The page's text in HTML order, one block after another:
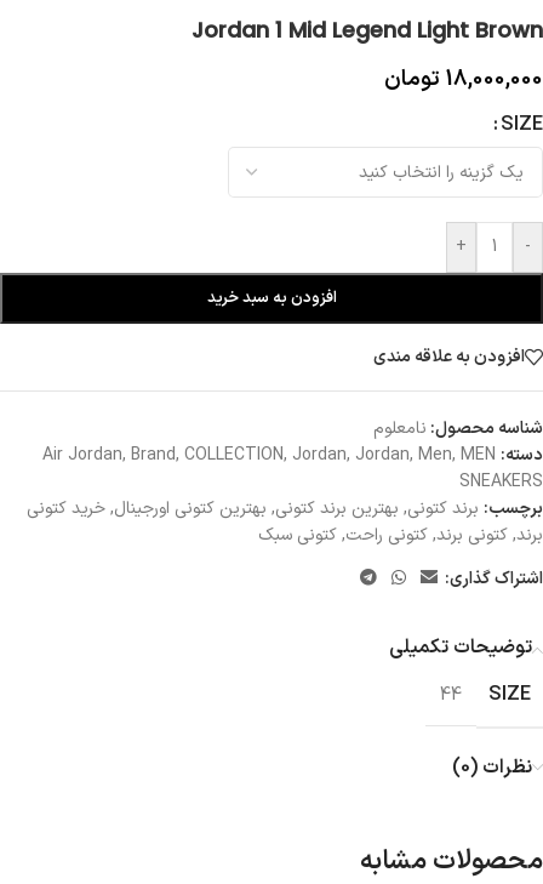
Jordan 1 Mid Legend Light Brown
18,000,000 تومان
SIZE
-
+
افزودن به سبد خرید
افزودن به علاقه مندی
شناسه محصول: نامعلوم
دسته:
Air Jordan, Brand, COLLECTION, Jordan, Jordan, Men, MEN
SNEAKERS
برچسب: برند کتونی, بهترین برند کتونی, بهترین کتونی اورجینال,خرید کتونی
برند,کتونی برند,کتونی راحت,کتونی سبک
اشتراک گذاری:
توضیحات تکمیلی
SIZE
44
نظرات (0)
محصولات مشابه